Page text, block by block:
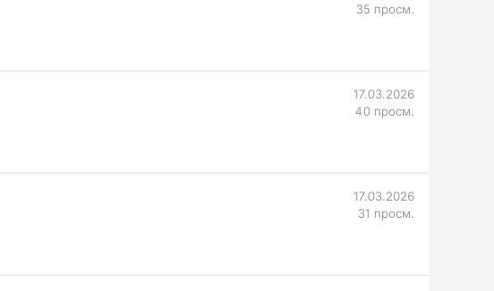
35 просм.
17.03.2026
40 просм.
17.03.2026
31 просм.